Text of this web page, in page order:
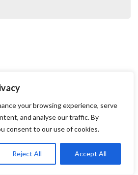
your browsing experience, serve
and analyse our traffic. By
consent to our use of cookies.
Reject All Accept All
con Vastop para
su negocio